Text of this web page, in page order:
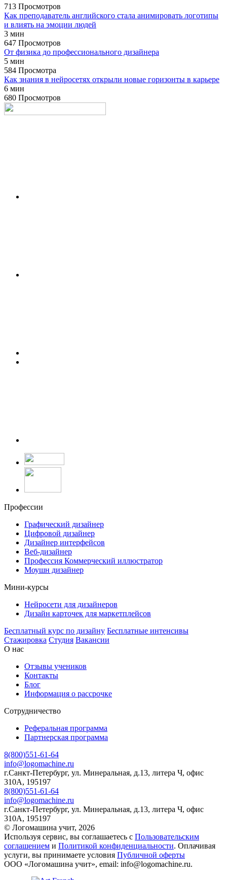
713 Просмотров
Как преподаватель английского стала анимировать логотипы
и влиять на эмоции людей
3 мин
647 Просмотров
От физика до профессионального дизайнера
5 мин
584 Просмотра
Как знания в нейросетях открыли новые горизонты в карьере
6 мин
680 Просмотров
Профессии
Графический дизайнер
Цифровой дизайнер
Дизайнер интерфейсов
Веб-дизайнер
Профессия Коммерческий иллюстратор
Моушн дизайнер
Мини-курсы
Нейросети для дизайнеров
Дизайн карточек для маркетплейсов
Бесплатный курс по дизайну Бесплатные интенсивы
Стажировка Студия Вакансии
О нас
Отзывы учеников
Контакты
Блог
Информация о рассрочке
Сотрудничество
Реферальная программа
Партнерская программа
8(800)551-61-64
info@logomachine.ru
г.Санкт-Петербург, ул. Минеральная, д.13, литера Ч, офис
310А, 195197
8(800)551-61-64
info@logomachine.ru
г.Санкт-Петербург, ул. Минеральная, д.13, литера Ч, офис
310А, 195197
© Логомашина учит, 2026
Используя сервис, вы соглашаетесь с Пользовательским
соглашением и Политикой конфиденциальности. Оплачивая
услуги, вы принимаете условия Публичной оферты
ООО «Логомашина учит», email: info@logomachine.ru.